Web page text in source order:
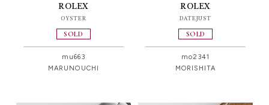
ROLEX
OYSTER
SOLD
mu663
MARUNOUCHI
ROLEX
DATEJUST
SOLD
mo2341
MORISHITA